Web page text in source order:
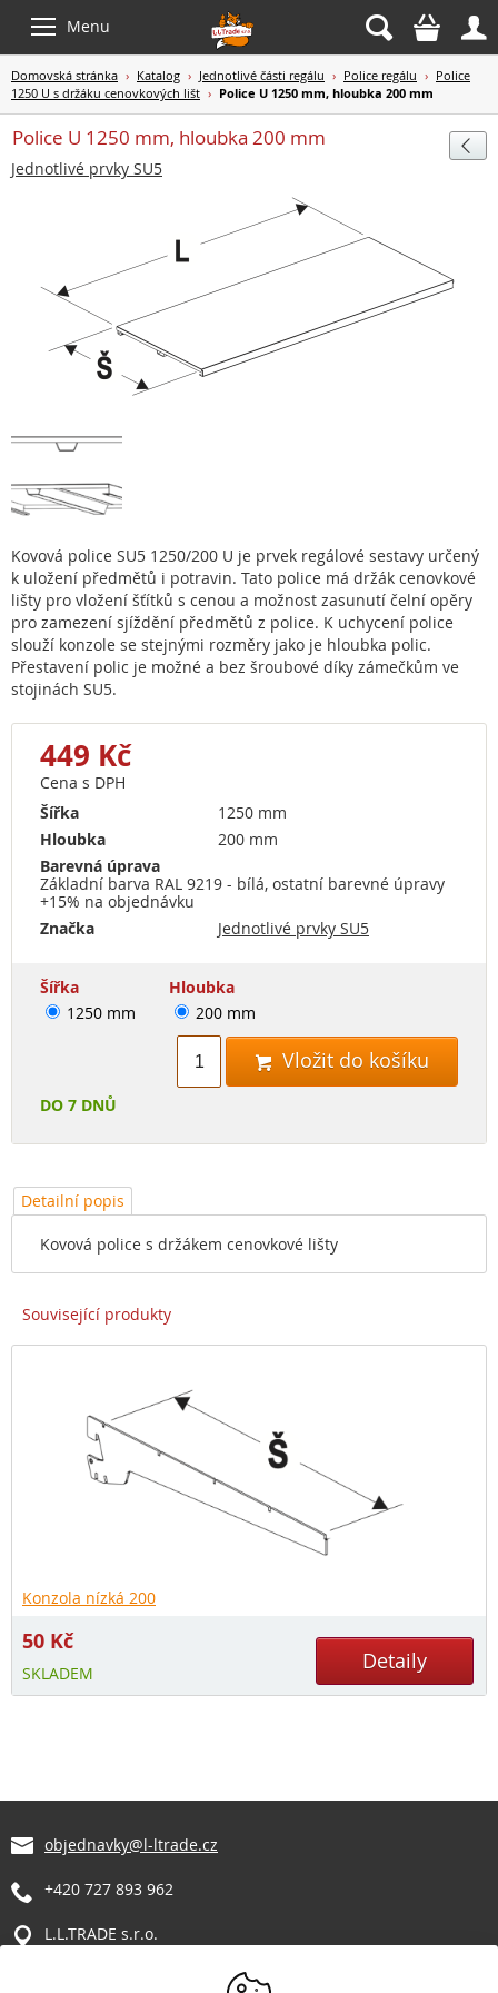
Menu   
Domovská stránka › Katalog › Jednotlivé části regálu › Police regálu › Police
1250 U s držáku cenovkových lišt › Police U 1250 mm, hloubka 200 mm

Police U 1250 mm, hloubka 200 mm
Jednotlivé prvky SU5
Kovová police SU5 1250/200 U je prvek regálové sestavy určený
k uložení předmětů i potravin. Tato police má držák cenovkové
lišty pro vložení šťítků s cenou a možnost zasunutí čelní opěry
pro zamezení sjíždění předmětů z police. K uchycení police
slouží konzole se stejnými rozměry jako je hloubka polic.
Přestavení polic je možné a bez šroubové díky zámečkům ve
stojinách SU5.
449 Kč
Cena s DPH
Šířka
1250 mm
Hloubka
200 mm
Barevná úprava
Základní barva RAL 9219 - bílá, ostatní barevné úpravy
+15% na objednávku
Značka
Jednotlivé prvky SU5
Šířka
1250 mm
Hloubka
200 mm
 Vložit do košíku
DO 7 DNŮ
Detailní popis
Kovová police s držákem cenovkové lišty
Související produkty
Konzola nízká 200
50 Kč
SKLADEM Detaily
objednavky@l-ltrade.cz
+420 727 893 962
L.L.TRADE s.r.o.